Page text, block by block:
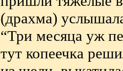
(драхма)
“Три месяца уж
тут копеечка